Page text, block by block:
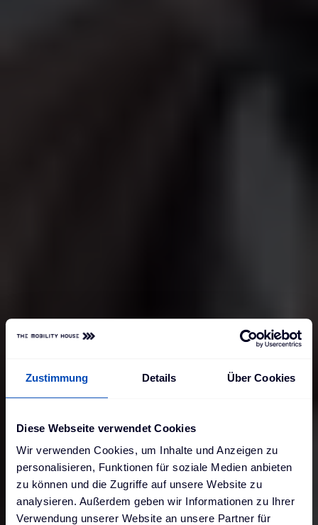
Zustimmung Details Über Cookies
Diese Webseite verwendet Cookies
Wir verwenden Cookies, um Inhalte und Anzeigen zu
personalisieren, Funktionen für soziale Medien anbieten
zu können und die Zugriffe auf unsere Website zu
analysieren. Außerdem geben wir Informationen zu Ihrer
Verwendung unserer Website an unsere Partner für